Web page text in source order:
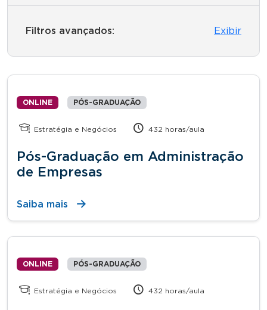
Filtros avançados: Exibir
ONLINE PÓS-GRADUAÇÃO
Estratégia e Negócios 432 horas/aula
Pós-Graduação em Administração
de Empresas
Saiba mais
ONLINE PÓS-GRADUAÇÃO
Estratégia e Negócios 432 horas/aula